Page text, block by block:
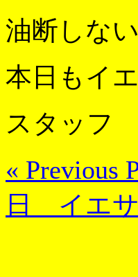
油断しな
本日もイ
スタッフ
« Previous
日 イエ